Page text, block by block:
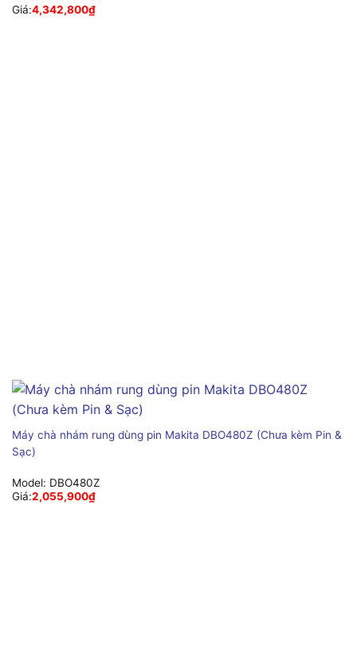
Giá:4,342,800₫
Máy chà nhám rung dùng pin Makita DBO480Z (Chưa kèm Pin &
Sạc)
Model: DBO480Z
Giá:2,055,900₫